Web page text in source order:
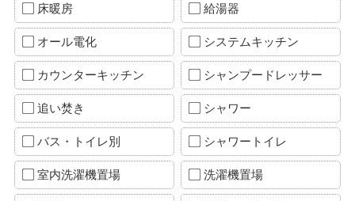
床暖房 給湯器
オール電化 システムキッチン
カウンターキッチン シャンプードレッサー
追い焚き シャワー
バス・トイレ別 シャワートイレ
室内洗濯機置場 洗濯機置場